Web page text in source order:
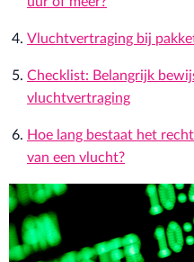
Vluchtvertraging bij
Checklist: Belangrijk
vluchtvertraging
Hoe lang bestaat het
van een vlucht?